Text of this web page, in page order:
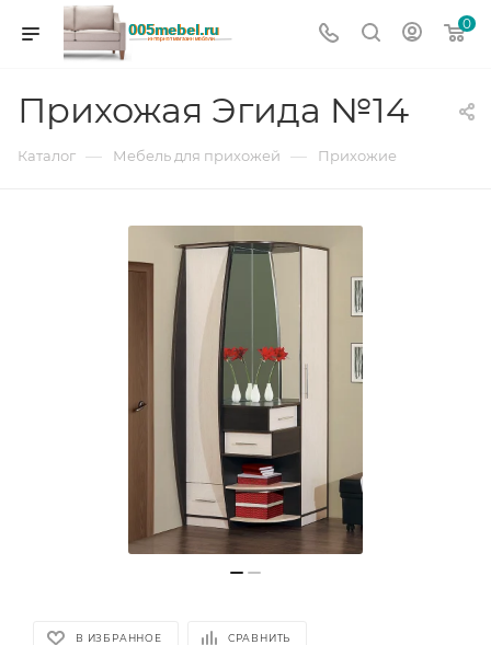
0
Прихожая Эгида №14
Каталог — Мебель для прихожей — Прихожие
В ИЗБРАННОЕ СРАВНИТЬ